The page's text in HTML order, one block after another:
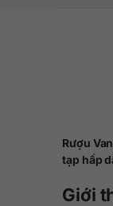
Rượu
tạp hấp
Giới